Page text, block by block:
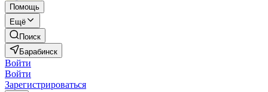
Помощь
Ещё
Поиск
Барабинск
Войти
Войти
Зарегистрироваться